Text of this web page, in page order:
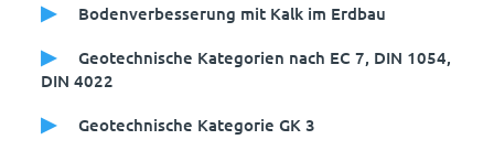
Bodenverbesserung mit Kalk im Erdbau
Geotechnische Kategorien nach EC 7, DIN 1054,
DIN 4022
Geotechnische Kategorie GK 3